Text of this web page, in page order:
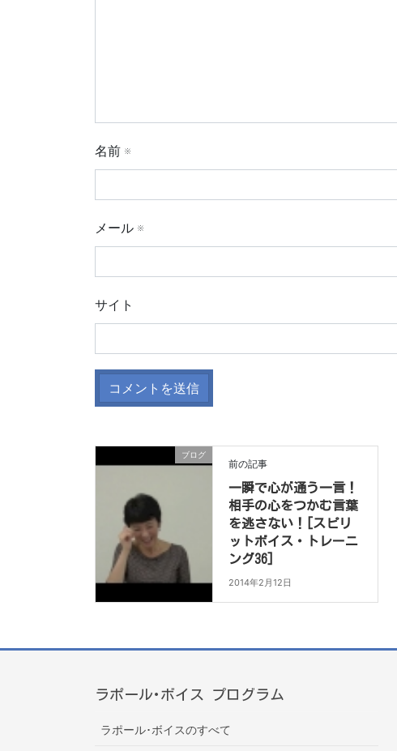
名前 ※
メール ※
サイト
ブログ
前の記事
一瞬で心が通う一言！
相手の心をつかむ言葉
を逃さない！[スピリ
ットボイス・トレーニ
ング36]
2014年2月12日
ラポール･ボイス プログラム
ラポール･ボイスのすべて